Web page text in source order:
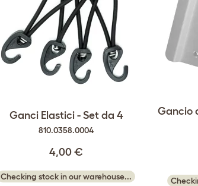
Ganci Elastici - Set da 4
810.0358.0004
4,00 €
Checking stock in our warehouse...
Gancio